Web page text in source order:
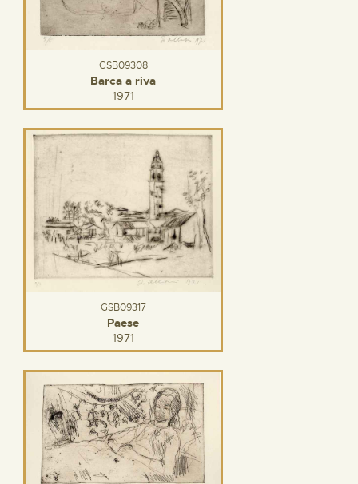
GSB09308
Barca a riva
1971
GSB09317
Paese
1971